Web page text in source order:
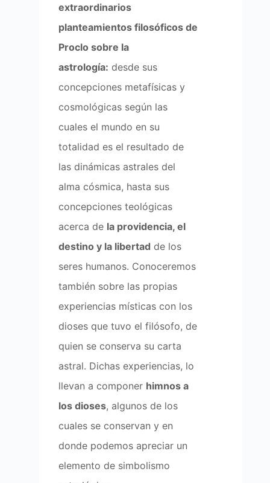
extraordinarios
planteamientos filosóficos de
Proclo sobre la
astrología: desde sus
concepciones metafísicas y
cosmológicas según las
cuales el mundo en su
totalidad es el resultado de
las dinámicas astrales del
alma cósmica, hasta sus
concepciones teológicas
acerca de la providencia, el
destino y la libertad de los
seres humanos. Conoceremos
también sobre las propias
experiencias místicas con los
dioses que tuvo el filósofo, de
quien se conserva su carta
astral. Dichas experiencias, lo
llevan a componer himnos a
los dioses, algunos de los
cuales se conservan y en
donde podemos apreciar un
elemento de simbolismo